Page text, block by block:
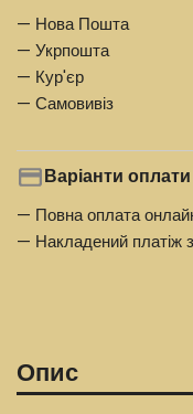
— Нова Пошта
— Укрпошта
— Кур'єр
— Самовивіз
Варіанти оплати
— Повна оплата
— Накладений платіж
Опис